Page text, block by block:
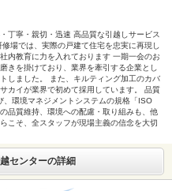
丁寧・親切・迅速 高品質な引越しサービス
場では、実際の戸建て住宅を忠実に再現し
内教育に力を入れております 一期一会のお
きを掛けており、業界を牽引する企業とし
しました。 また、キルティング加工のカバ
カイが業界で初めて採用しています。 品質
環境マネジメントシステムの規格「ISO
品質維持、環境への配慮・取り組みも、他
こそ、全スタッフが現場主義の信念を大切
センターの詳細